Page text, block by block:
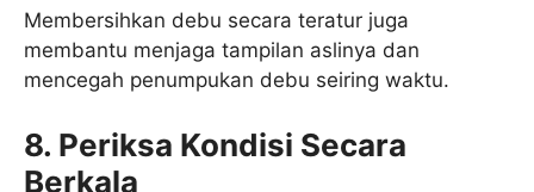
Membersihkan debu secara teratur juga
membantu menjaga tampilan aslinya dan
mencegah penumpukan debu seiring waktu.
8. Periksa Kondisi Secara
Berkala